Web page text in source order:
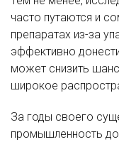
часто путаются и
препаратах из-за
эффективно
может снизить
широкое
За годы своего
промышленность